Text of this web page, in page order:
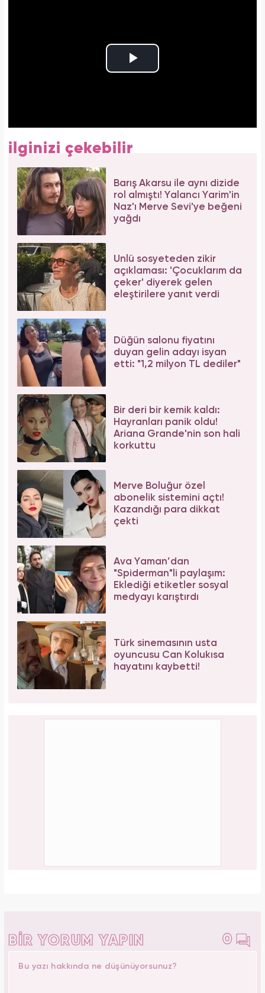
ilginizi çekebilir
Barış Akarsu ile aynı dizide
rol almıştı! Yalancı Yarim'in
Naz'ı Merve Sevi'ye beğeni
yağdı
Ünlü sosyeteden zikir
açıklaması: 'Çocuklarım da
çeker' diyerek gelen
eleştirilere yanıt verdi
Düğün salonu fiyatını
duyan gelin adayı isyan
etti: "1,2 milyon TL dediler"
Bir deri bir kemik kaldı:
Hayranları panik oldu!
Ariana Grande'nin son hali
korkuttu
Merve Boluğur özel
abonelik sistemini açtı!
Kazandığı para dikkat
çekti
Ava Yaman’dan
"Spiderman"li paylaşım:
Eklediği etiketler sosyal
medyayı karıştırdı
Türk sinemasının usta
oyuncusu Can Kolukısa
hayatını kaybetti!
BİR YORUM YAPIN 0